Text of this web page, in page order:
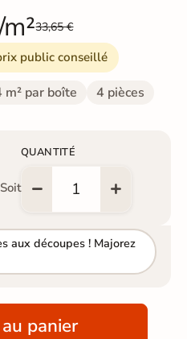
33,65 €
public conseillé
m² par boîte 4 pièces
Soit
QUANTITÉ
aux découpes ! Majorez
panier